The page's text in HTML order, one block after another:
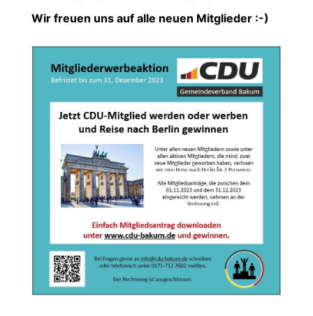
Wir freuen uns auf alle neuen Mitglieder :-)